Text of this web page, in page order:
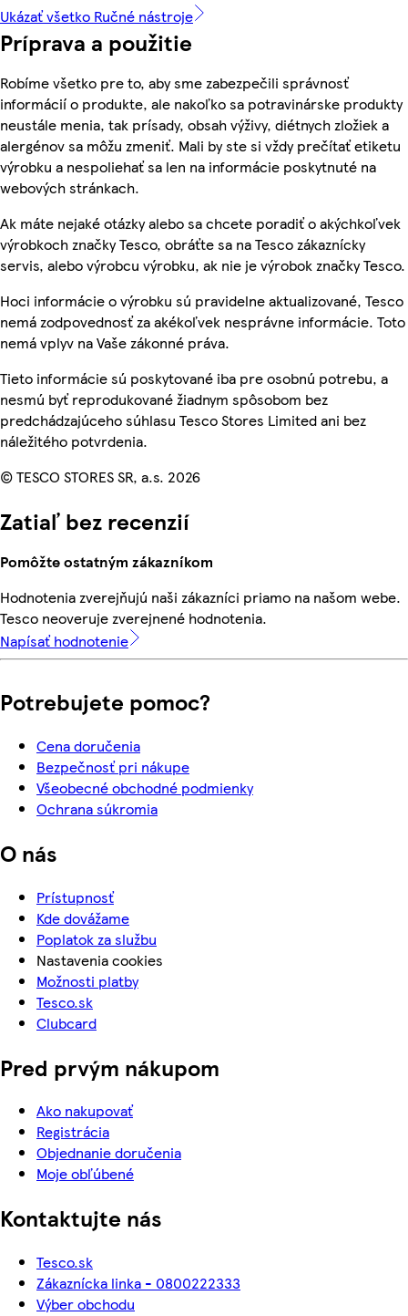
Ukázať všetko Ručné nástroje
Príprava a použitie
Robíme všetko pre to, aby sme zabezpečili správnosť
informácií o produkte, ale nakoľko sa potravinárske produkty
neustále menia, tak prísady, obsah výživy, diétnych zložiek a
alergénov sa môžu zmeniť. Mali by ste si vždy prečítať etiketu
výrobku a nespoliehať sa len na informácie poskytnuté na
webových stránkach.
Ak máte nejaké otázky alebo sa chcete poradiť o akýchkoľvek
výrobkoch značky Tesco, obráťte sa na Tesco zákaznícky
servis, alebo výrobcu výrobku, ak nie je výrobok značky Tesco.
Hoci informácie o výrobku sú pravidelne aktualizované, Tesco
nemá zodpovednosť za akékoľvek nesprávne informácie. Toto
nemá vplyv na Vaše zákonné práva.
Tieto informácie sú poskytované iba pre osobnú potrebu, a
nesmú byť reprodukované žiadnym spôsobom bez
predchádzajúceho súhlasu Tesco Stores Limited ani bez
náležitého potvrdenia.
© TESCO STORES SR, a.s. 2026
Zatiaľ bez recenzií
Pomôžte ostatným zákazníkom
Hodnotenia zverejňujú naši zákazníci priamo na našom webe.
Tesco neoveruje zverejnené hodnotenia.
Napísať hodnotenie
Potrebujete pomoc?
Cena doručenia
Bezpečnosť pri nákupe
Všeobecné obchodné podmienky
Ochrana súkromia
O nás
Prístupnosť
Kde dovážame
Poplatok za službu
Nastavenia cookies
Možnosti platby
Tesco.sk
Clubcard
Pred prvým nákupom
Ako nakupovať
Registrácia
Objednanie doručenia
Moje obľúbené
Kontaktujte nás
Tesco.sk
Zákaznícka linka - 0800222333
Výber obchodu